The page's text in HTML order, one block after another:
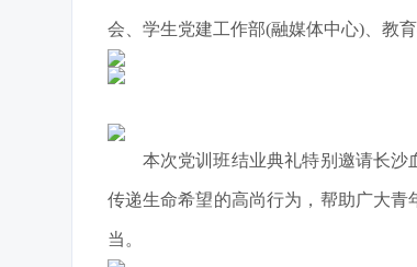
会、学生党建工作部(融媒体中心)、教
本次党训班结业典礼特别邀请长沙
传递生命希望的高尚行为，帮助广大
当。